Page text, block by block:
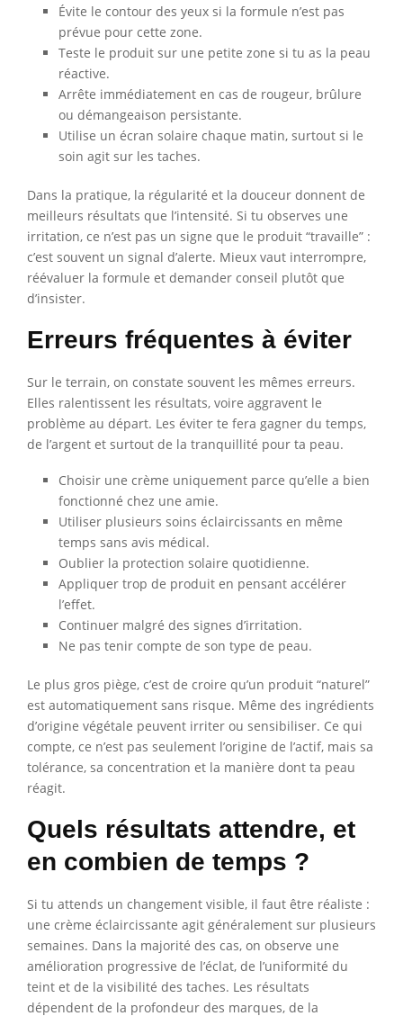
Évite le contour des yeux si la formule n’est pas
prévue pour cette zone.
Teste le produit sur une petite zone si tu as la peau
réactive.
Arrête immédiatement en cas de rougeur, brûlure
ou démangeaison persistante.
Utilise un écran solaire chaque matin, surtout si le
soin agit sur les taches.
Dans la pratique, la régularité et la douceur donnent de
meilleurs résultats que l’intensité. Si tu observes une
irritation, ce n’est pas un signe que le produit “travaille” :
c’est souvent un signal d’alerte. Mieux vaut interrompre,
réévaluer la formule et demander conseil plutôt que
d’insister.
Erreurs fréquentes à éviter
Sur le terrain, on constate souvent les mêmes erreurs.
Elles ralentissent les résultats, voire aggravent le
problème au départ. Les éviter te fera gagner du temps,
de l’argent et surtout de la tranquillité pour ta peau.
Choisir une crème uniquement parce qu’elle a bien
fonctionné chez une amie.
Utiliser plusieurs soins éclaircissants en même
temps sans avis médical.
Oublier la protection solaire quotidienne.
Appliquer trop de produit en pensant accélérer
l’effet.
Continuer malgré des signes d’irritation.
Ne pas tenir compte de son type de peau.
Le plus gros piège, c’est de croire qu’un produit “naturel”
est automatiquement sans risque. Même des ingrédients
d’origine végétale peuvent irriter ou sensibiliser. Ce qui
compte, ce n’est pas seulement l’origine de l’actif, mais sa
tolérance, sa concentration et la manière dont ta peau
réagit.
Quels résultats attendre, et
en combien de temps ?
Si tu attends un changement visible, il faut être réaliste :
une crème éclaircissante agit généralement sur plusieurs
semaines. Dans la majorité des cas, on observe une
amélioration progressive de l’éclat, de l’uniformité du
teint et de la visibilité des taches. Les résultats
dépendent de la profondeur des marques, de la